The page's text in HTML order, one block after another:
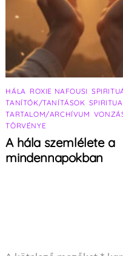
HÁLA ROXIE NAFOUSI
TANÍTÓK/TANÍTÁSOK
TARTALOM/ARCHÍVUM
TÖRVÉNYE
A hála szemlélete a
mindennapokban